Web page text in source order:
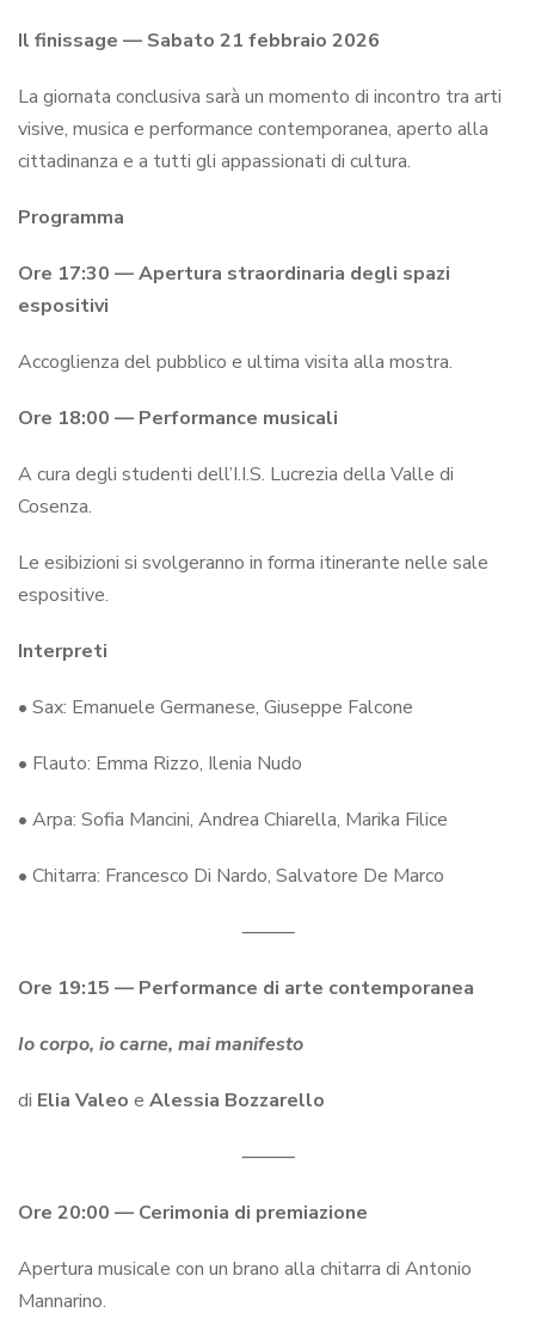
Il finissage — Sabato 21 febbraio 2026
La giornata conclusiva sarà un momento di incontro tra arti
visive, musica e performance contemporanea, aperto alla
cittadinanza e a tutti gli appassionati di cultura.
Programma
Ore 17:30 — Apertura straordinaria degli spazi
espositivi
Accoglienza del pubblico e ultima visita alla mostra.
Ore 18:00 — Performance musicali
A cura degli studenti dell’I.I.S. Lucrezia della Valle di
Cosenza.
Le esibizioni si svolgeranno in forma itinerante nelle sale
espositive.
Interpreti
• Sax: Emanuele Germanese, Giuseppe Falcone
• Flauto: Emma Rizzo, Ilenia Nudo
• Arpa: Sofia Mancini, Andrea Chiarella, Marika Filice
• Chitarra: Francesco Di Nardo, Salvatore De Marco
⸻
Ore 19:15 — Performance di arte contemporanea
Io corpo, io carne, mai manifesto
di Elia Valeo e Alessia Bozzarello
⸻
Ore 20:00 — Cerimonia di premiazione
Apertura musicale con un brano alla chitarra di Antonio
Mannarino.